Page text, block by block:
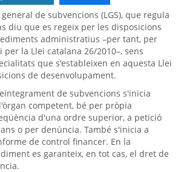
general de subvencions (LGS), que regula
diu que es regeix per les disposicions
administratius –per tant, per
per la Llei catalana 26/2010–, sens
que s'estableixen en aquesta Llei
de desenvolupament.
de subvencions s'inicia
competent, bé per pròpia
d'una ordre superior, a petició
o per denúncia. També s'inicia a
de control financer. En la
es garanteix, en tot cas, el dret de